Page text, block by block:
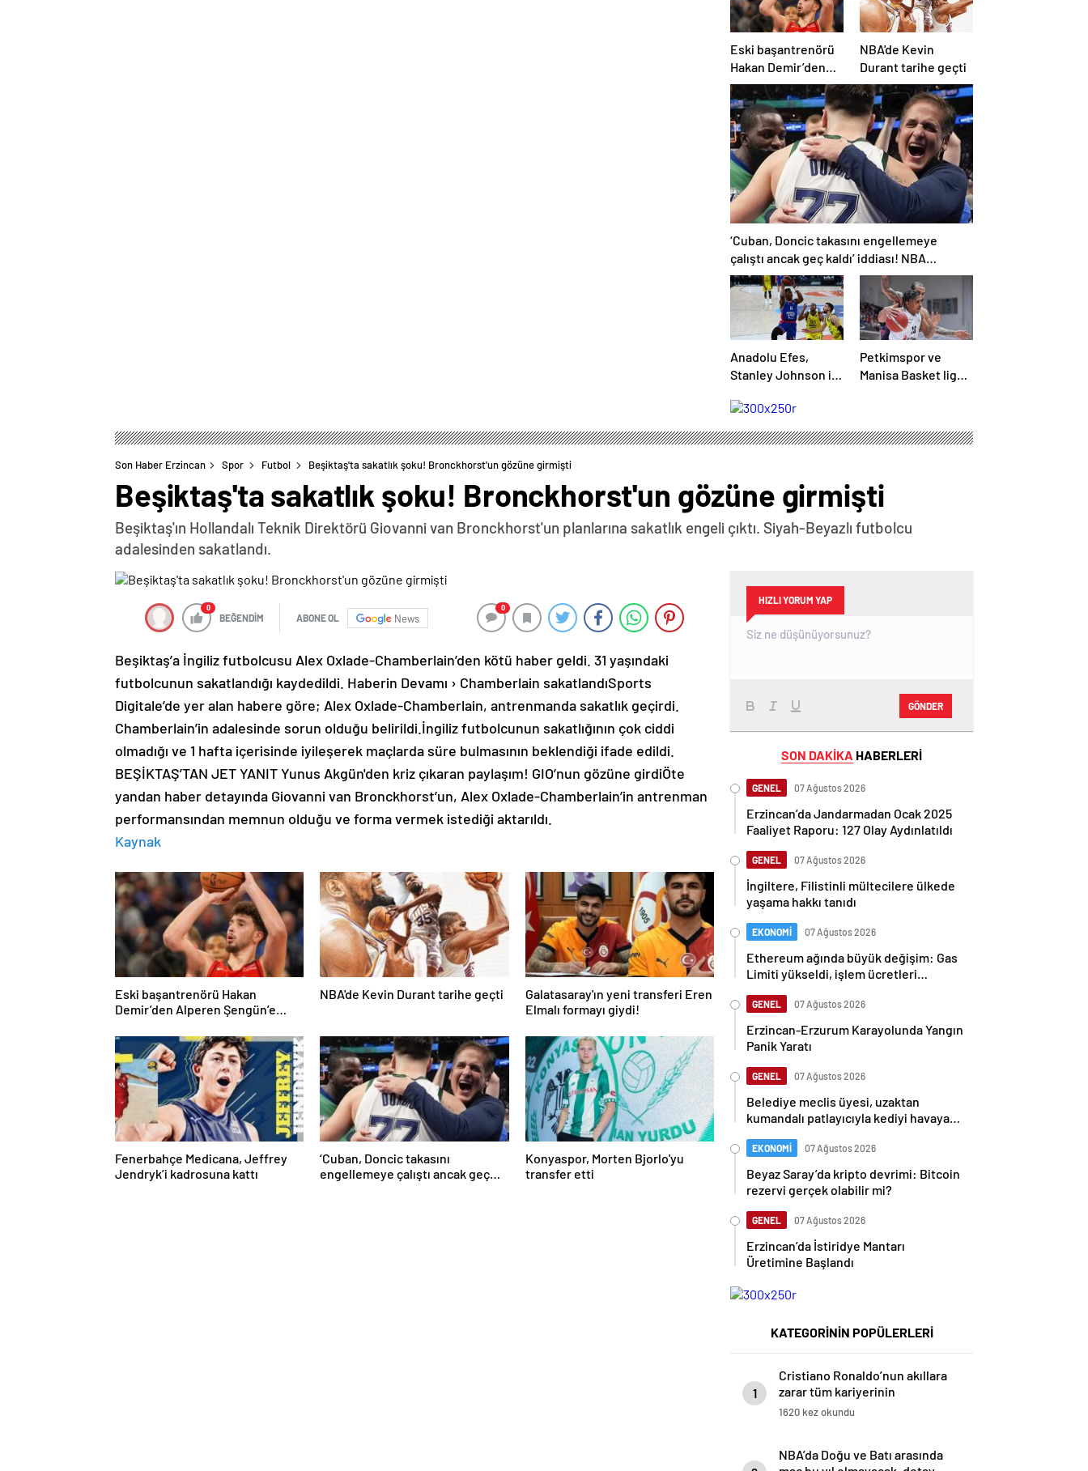
Eski başantrenörü
Hakan Demir’den
Alperen Şengün’e
övgü
NBA'de Kevin
Durant tarihe geçti
‘Cuban, Doncic takasını engellemeye
çalıştı ancak geç kaldı’ iddiası! NBA
Haberleri
Anadolu Efes,
Stanley Johnson ile
Petkimspor ve
Manisa Basket ligde
Son Haber Erzincan Spor Futbol Beşiktaş'ta sakatlık şoku! Bronckhorst'un gözüne girmişti
Beşiktaş'ta sakatlık şoku! Bronckhorst'un gözüne girmişti
Beşiktaş'ın Hollandalı Teknik Direktörü Giovanni van Bronckhorst'un planlarına sakatlık engeli çıktı. Siyah-Beyazlı futbolcu
adalesinden sakatlandı.
0
BEĞENDİM ABONE OL News
0
Beşiktaş’a İngiliz futbolcusu Alex Oxlade-Chamberlain’den kötü haber geldi. 31 yaşındaki
futbolcunun sakatlandığı kaydedildi. Haberin Devamı › Chamberlain sakatlandıSports
Digitale’de yer alan habere göre; Alex Oxlade-Chamberlain, antrenmanda sakatlık geçirdi.
Chamberlain’in adalesinde sorun olduğu belirildi.İngiliz futbolcunun sakatlığının çok ciddi
olmadığı ve 1 hafta içerisinde iyileşerek maçlarda süre bulmasının beklendiği ifade edildi.
BEŞİKTAŞ’TAN JET YANIT Yunus Akgün'den kriz çıkaran paylaşım! GIO’nun gözüne girdiÖte
yandan haber detayında Giovanni van Bronckhorst’un, Alex Oxlade-Chamberlain’in antrenman
performansından memnun olduğu ve forma vermek istediği aktarıldı.
Kaynak
Eski başantrenörü Hakan
Demir’den Alperen Şengün’e
NBA'de Kevin Durant tarihe geçti
Galatasaray'ın yeni transferi Eren
Elmalı formayı giydi!
Fenerbahçe Medicana, Jeffrey
Jendryk’i kadrosuna kattı
‘Cuban, Doncic takasını
engellemeye çalıştı ancak geç
Konyaspor, Morten Bjorlo'yu
transfer etti
HIZLI YORUM YAP
GÖNDER
SON DAKİKA HABERLERİ
GENEL 07 Ağustos 2026
Erzincan’da Jandarmadan Ocak 2025
Faaliyet Raporu: 127 Olay Aydınlatıldı
GENEL 07 Ağustos 2026
İngiltere, Filistinli mültecilere ülkede
yaşama hakkı tanıdı
EKONOMİ 07 Ağustos 2026
Ethereum ağında büyük değişim: Gas
Limiti yükseldi, işlem ücretleri
GENEL 07 Ağustos 2026
Erzincan-Erzurum Karayolunda Yangın
Panik Yaratı
GENEL 07 Ağustos 2026
Belediye meclis üyesi, uzaktan
kumandalı patlayıcıyla kediyi havaya
EKONOMİ 07 Ağustos 2026
Beyaz Saray’da kripto devrimi: Bitcoin
rezervi gerçek olabilir mi?
GENEL 07 Ağustos 2026
Erzincan’da İstiridye Mantarı
Üretimine Başlandı
KATEGORİNİN POPÜLERLERİ
1
Cristiano Ronaldo’nun akıllara
zarar tüm kariyerinin
istatistiğini çıkardık !
1620 kez okundu
NBA’da Doğu ve Batı arasında